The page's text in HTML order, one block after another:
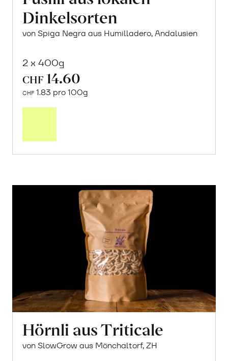
Dinkelsorten
von Spiga Negra aus Humilladero, Andalusien
2 x 400g
CHF 14.60
CHF 1.83 pro 100g
Hörnli aus Triticale
von SlowGrow aus Mönchaltorf, ZH